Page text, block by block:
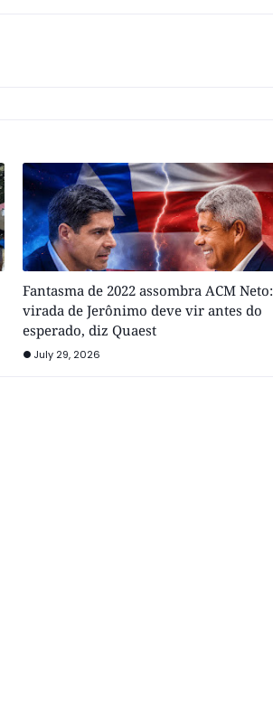
Fantasma de 2022 assombra ACM Neto:
virada de Jerônimo deve vir antes do
esperado, diz Quaest
July 29, 2026